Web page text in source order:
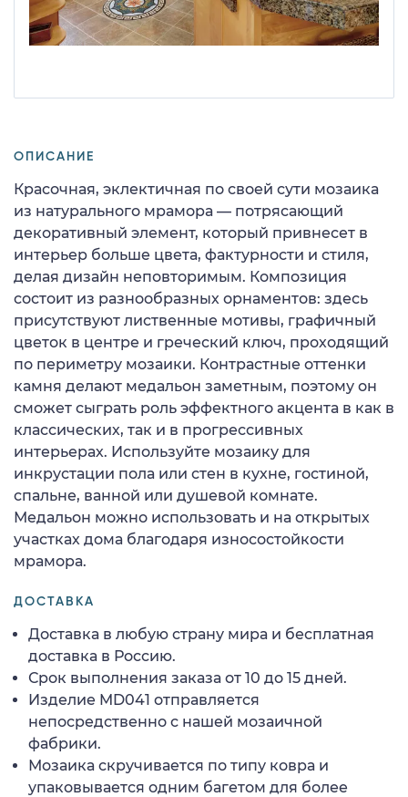
ОПИСАНИЕ
Красочная, эклектичная по своей сути мозаика
из натурального мрамора — потрясающий
декоративный элемент, который привнесет в
интерьер больше цвета, фактурности и стиля,
делая дизайн неповторимым. Композиция
состоит из разнообразных орнаментов: здесь
присутствуют лиственные мотивы, графичный
цветок в центре и греческий ключ, проходящий
по периметру мозаики. Контрастные оттенки
камня делают медальон заметным, поэтому он
сможет сыграть роль эффектного акцента в как в
классических, так и в прогрессивных
интерьерах. Используйте мозаику для
инкрустации пола или стен в кухне, гостиной,
спальне, ванной или душевой комнате.
Медальон можно использовать и на открытых
участках дома благодаря износостойкости
мрамора.
ДОСТАВКА
Доставка в любую страну мира и бесплатная
доставка в Россию.
Срок выполнения заказа от 10 до 15 дней.
Изделие MD041 отправляется
непосредственно с нашей мозаичной
фабрики.
Мозаика скручивается по типу ковра и
упаковывается одним багетом для более